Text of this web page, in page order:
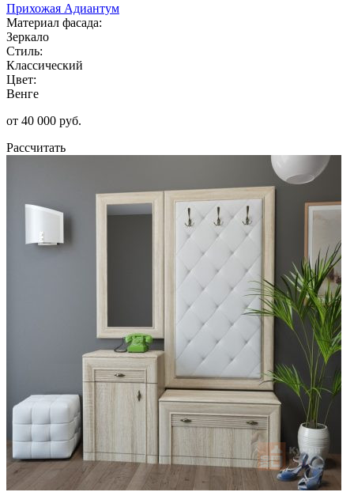
Прихожая Адиантум
Материал фасада:
Зеркало
Стиль:
Классический
Цвет:
Венге
от 40 000 руб.
Рассчитать